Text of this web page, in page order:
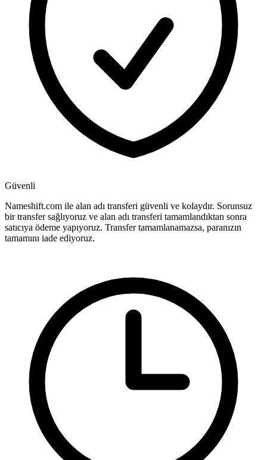
Güvenli
Nameshift.com ile alan adı transferi güvenli ve kolaydır. Sorunsuz
bir transfer sağlıyoruz ve alan adı transferi tamamlandıktan sonra
satıcıya ödeme yapıyoruz. Transfer tamamlanamazsa, paranızın
tamamını iade ediyoruz.